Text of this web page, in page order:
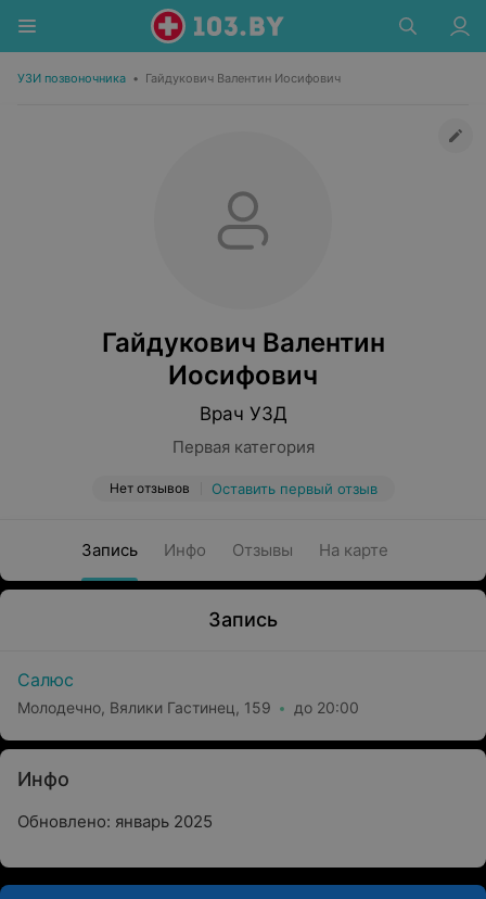
УЗИ позвоночника • Гайдукович Валентин Иосифович
Гайдукович Валентин
Иосифович
Врач УЗД
Первая категория
Нет отзывов Оставить первый отзыв
Запись Инфо Отзывы На карте
Запись
Салюс
Молодечно, Вялики Гастинец, 159 до 20:00
Инфо
Обновлено: январь 2025